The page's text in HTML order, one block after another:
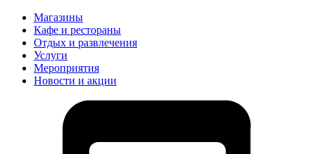
Магазины
Кафе и рестораны
Отдых и развлечения
Услуги
Мероприятия
Новости и акции